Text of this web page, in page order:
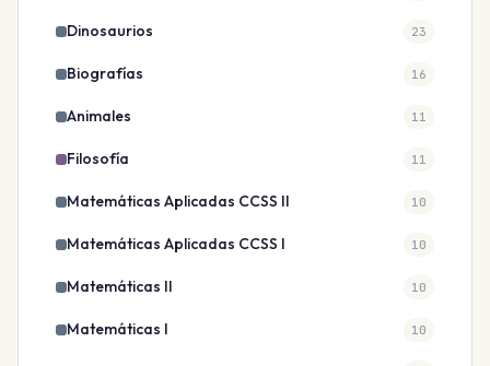
Dinosaurios 23
Biografías 16
Animales 11
Filosofía 11
Matemáticas Aplicadas CCSS II 10
Matemáticas Aplicadas CCSS I 10
Matemáticas II 10
Matemáticas I 10